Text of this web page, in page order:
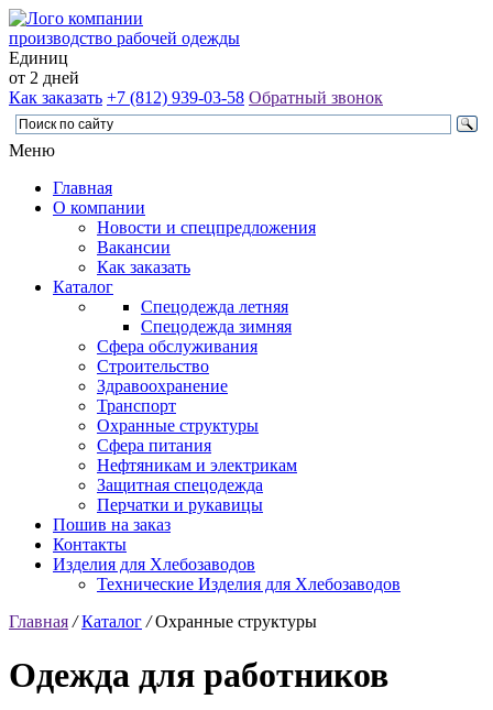
производство рабочей одежды
Единиц
от 2 дней
Как заказать +7 (812) 939-03-58 Обратный звонок
Меню
Главная
О компании
Новости и спецпредложения
Вакансии
Как заказать
Каталог
Спецодежда летняя
Спецодежда зимняя
Сфера обслуживания
Строительство
Здравоохранение
Транспорт
Охранные структуры
Сфера питания
Нефтяникам и электрикам
Защитная спецодежда
Перчатки и рукавицы
Пошив на заказ
Контакты
Изделия для Хлебозаводов
Технические Изделия для Хлебозаводов
Главная /Каталог /Охранные структуры
Одежда для работников